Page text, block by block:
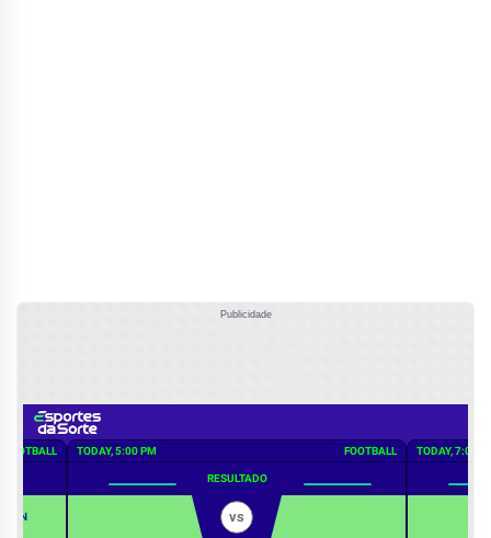
Publicidade